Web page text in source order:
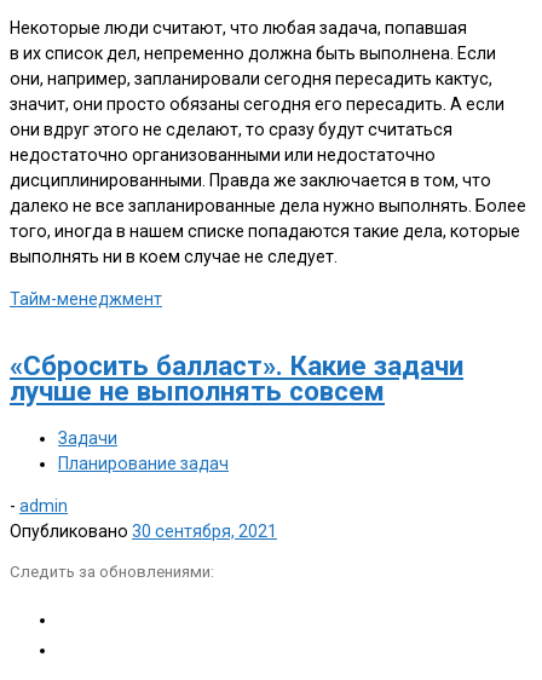
Некоторые люди считают, что любая задача, попавшая
в их список дел, непременно должна быть выполнена. Если
они, например, запланировали сегодня пересадить кактус,
значит, они просто обязаны сегодня его пересадить. А если
они вдруг этого не сделают, то сразу будут считаться
недостаточно организованными или недостаточно
дисциплинированными. Правда же заключается в том, что
далеко не все запланированные дела нужно выполнять. Более
того, иногда в нашем списке попадаются такие дела, которые
выполнять ни в коем случае не следует.
Тайм-менеджмент
«Сбросить балласт». Какие задачи
лучше не выполнять совсем
Задачи
Планирование задач
- admin
Опубликовано 30 сентября, 2021
Следить за обновлениями: